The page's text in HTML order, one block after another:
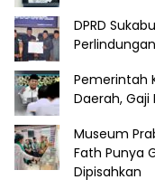
DPRD
Pemerintah
Daerah, Gaji
Museum
Fath Punya
Dipisahkan